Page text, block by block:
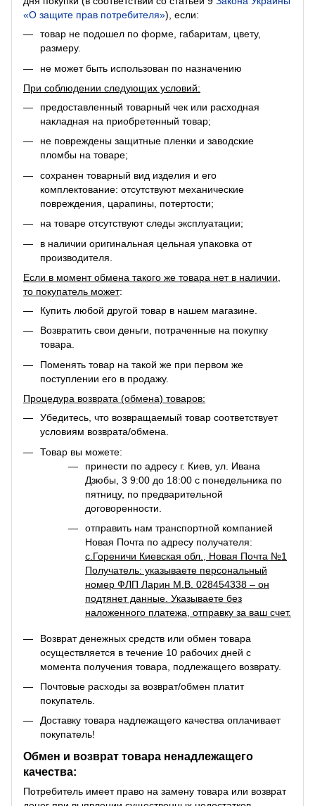
«О защите прав потребителя»), если:
товар не подошел по форме, габаритам, цвету,
размеру.
не может быть использован по назначению
При соблюдении следующих условий:
предоставленный товарный чек или расходная
накладная на приобретенный товар;
не повреждены защитные пленки и заводские
пломбы на товаре;
сохранен товарный вид изделия и его
комплектование: отсутствуют механические
повреждения, царапины, потертости;
на товаре отсутствуют следы эксплуатации;
в наличии оригинальная цельная упаковка от
производителя.
Если в момент обмена такого же товара нет в наличии,
то покупатель может:
Купить любой другой товар в нашем магазине.
Возвратить свои деньги, потраченные на покупку
товара.
Поменять товар на такой же при первом же
поступлении его в продажу.
Процедура возврата (обмена) товаров:
Убедитесь, что возвращаемый товар соответствует
условиям возврата/обмена.
Товар вы можете:
принести по адресу г. Киев, ул. Ивана
Дзюбы, 3 9:00 до 18:00 с понедельника по
пятницу, по предварительной
договоренности.
отправить нам транспортной компанией
Новая Почта по адресу получателя:
с.Гореничи Киевская обл., Новая Почта №1
Получатель: указываете персональный
номер ФЛП Ларин М.В. 028454338 – он
подтянет данные. Указываете без
наложенного платежа, отправку за ваш счет.
Возврат денежных средств или обмен товара
осуществляется в течение 10 рабочих дней с
момента получения товара, подлежащего возврату.
Почтовые расходы за возврат/обмен платит
покупатель.
Доставку товара надлежащего качества оплачивает
покупатель!
Обмен и возврат товара ненадлежащего
качества:
Потребитель имеет право на замену товара или возврат